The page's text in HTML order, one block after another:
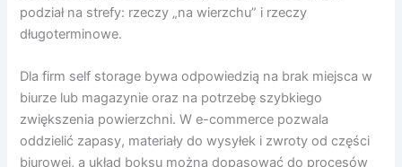
podział na strefy: rzeczy „na wierzchu” i rzeczy
długoterminowe.
Dla firm self storage bywa odpowiedzią na brak miejsca w
biurze lub magazynie oraz na potrzebę szybkiego
zwiększenia powierzchni. W e-commerce pozwala
oddzielić zapasy, materiały do wysyłek i zwroty od części
biurowej, a układ boksu można dopasować do procesów